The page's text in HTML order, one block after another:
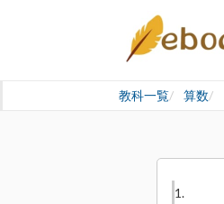
教科一覧 算数
1.